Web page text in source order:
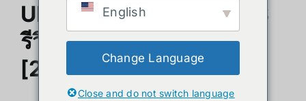
UNBOX ! Meta Quest 3S
รีวิวแกะกล่องละเอียดยิบ
[2024]
English
Change Language
Close and do not switch language